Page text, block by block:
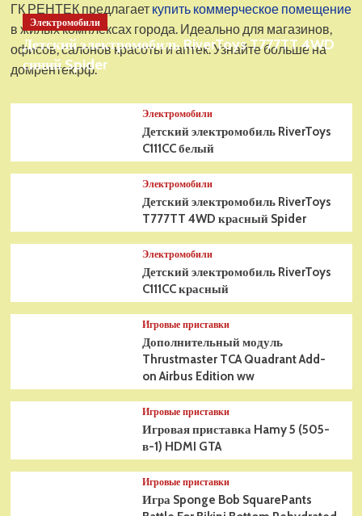
ГК РЕНТЕК предлагает купить коммерческое помещение
в жилых комплексах города. Идеально для магазинов,
офисов, салонов красоты и аптек. Узнайте больше на
домрентек.рф.
Электромобили
Детский электромобиль RiverToys T777TT 4WD
синий Spider
Электромобили
Детский электромобиль RiverToys
C111CC белый
Электромобили
Детский электромобиль RiverToys
T777TT 4WD красный Spider
Электромобили
Детский электромобиль RiverToys
C111CC красный
Игровые приставки
Дополнительный модуль
Thrustmaster TCA Quadrant Add-
on Airbus Edition ww
Игровые приставки
Игровая приставка Hamy 5 (505-
в-1) HDMI GTA
Игровые приставки
Игра Sponge Bob SquarePants